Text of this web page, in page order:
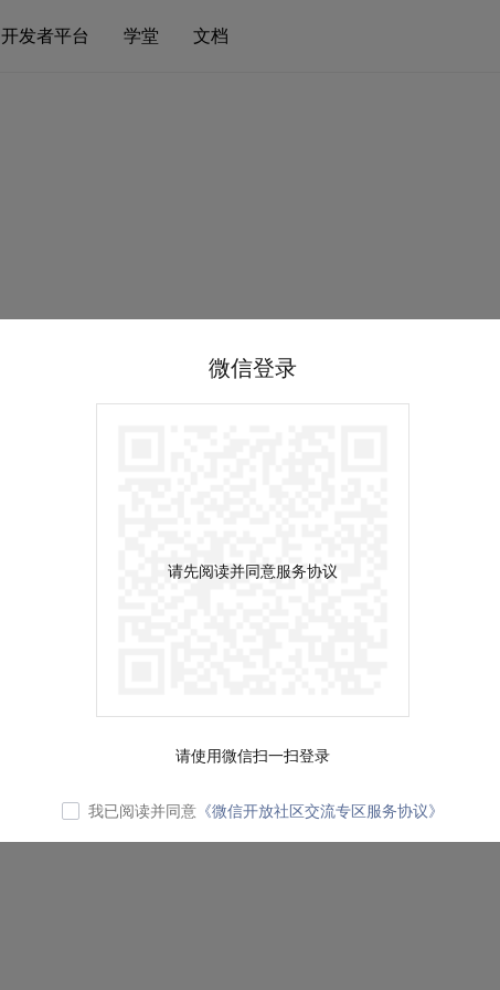
开发者平台 学堂 文档
微信登录
请先阅读并同意服务协议
请使用微信扫一扫登录
我已阅读并同意 《微信开放社区交流专区服务协议》